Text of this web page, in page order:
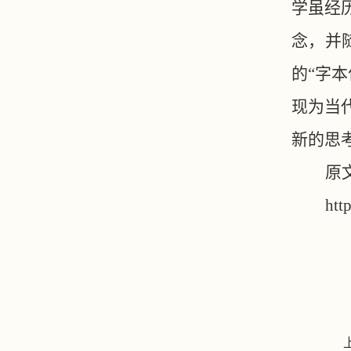
学虽经
念，并
的“字
现为当
新的思
原